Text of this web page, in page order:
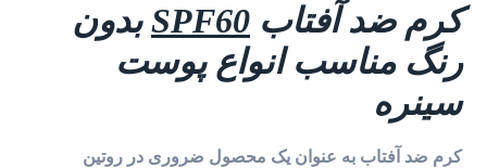
کرم ضد آفتاب SPF60بدون
رنگ مناسب انواع پوست
سینره
کرم ضد آفتاب به عنوان یک محصول ضروری در روتین